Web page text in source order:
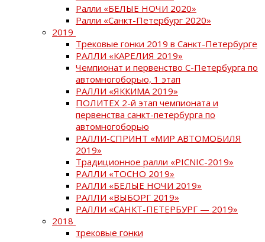
Ралли «БЕЛЫЕ НОЧИ 2020»
Ралли «Санкт-Петербург 2020»
2019
Трековые гонки 2019 в Санкт-Петербурге
РАЛЛИ «КАРЕЛИЯ 2019»
Чемпионат и первенство С-Петербурга по
автомногоборью, 1 этап
РАЛЛИ «ЯККИМА 2019»
ПОЛИТЕХ 2-й этап чемпионата и
первенства санкт-петербурга по
автомногоборью
РАЛЛИ-СПРИНТ «МИР АВТОМОБИЛЯ
2019»
Традиционное ралли «PICNIC-2019»
РАЛЛИ «ТОСНО 2019»
РАЛЛИ «БЕЛЫЕ НОЧИ 2019»
РАЛЛИ «ВЫБОРГ 2019»
РАЛЛИ «САНКТ-ПЕТЕРБУРГ — 2019»
2018
трековые гонки